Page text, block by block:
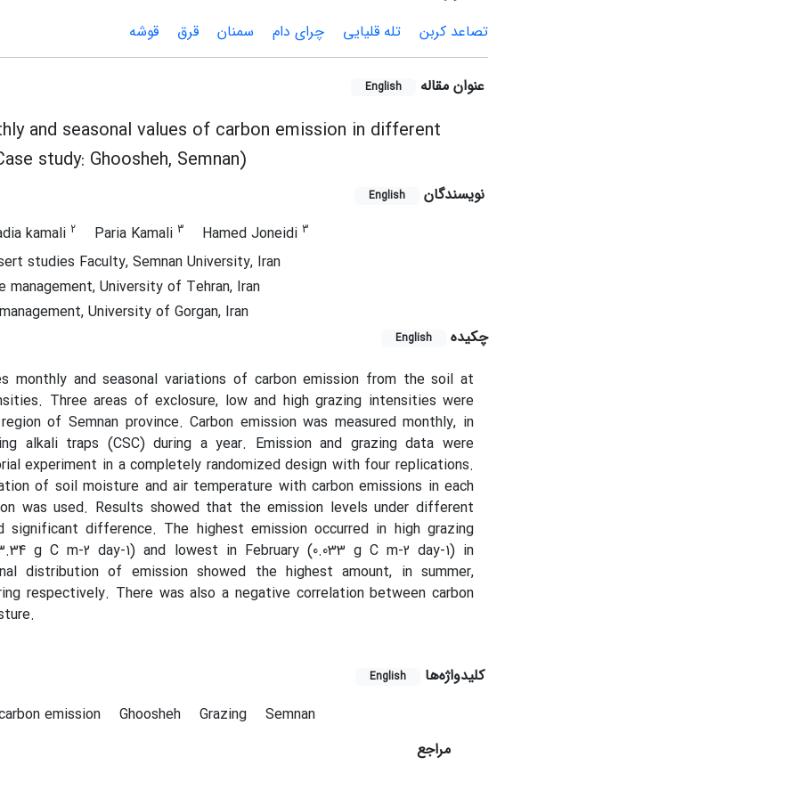
تصاعد کربن
تله قلیایی چرای دام سمنان قرق قوشه
عنوان مقاله English
and seasonal values of carbon emission in different
study: Ghoosheh, Semnan)
نویسندگان English
kamali 2 Paria Kamali 3 Hamed Joneidi 3
studies Faculty, Semnan University, Iran
University of Tehran, Iran
University of Gorgan, Iran
چکیده
English
monthly and seasonal variations of carbon emission from the soil at
Three areas of exclosure, low and high grazing intensities were
of Semnan province. Carbon emission was measured monthly, in
alkali traps (CSC) during a year. Emission and grazing data were
experiment in a completely randomized design with four replications.
of soil moisture and air temperature with carbon emissions in each
was used. Results showed that the emission levels under different
significant difference. The highest emission occurred in high grazing
g C m-2 day-1) and lowest in February (0.033 g C m-2 day-1) in
distribution of emission showed the highest amount, in summer,
respectively. There was also a negative correlation between carbon
کلیدواژه‌ها English
emission Ghoosheh Grazing
Semnan
مراجع